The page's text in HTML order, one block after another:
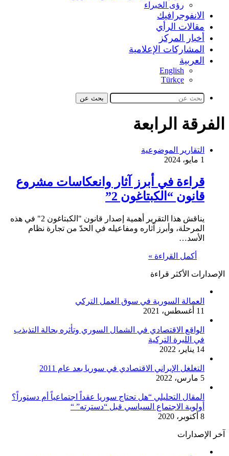
رؤى الخبراء
الانفوجرافيك
مقالات الرأي
أخبار المركز
المشاركات الإعلامية
العربية
English
Türkçe
بحث عن
الفرقة الرابعة
التقارير الموضوعية
1 مايو، 2024
قراءة في أبرز آثار وانعكاسات مشروع
قانون “الكبتاغون 2”
يناقش هذا التقرير أهمية إصدار قانون "الكبتاغون 2" في هذه
المرحلة، وأبرز آثاره ومفاعيله في الحدّ من تجارة نظام
الأسد…
أكمل القراءة »
الإصدارات الأكثر قراءة
العمالة السورية في سوق العمل التركي
11 أغسطس، 2021
الواقع الاقتصادي في الشمال السوري وتأثره بحالة التذبذب
في الليرة التركية
14 يناير، 2022
التغلغل الإيراني الاقتصادي في سوريا بعد عام 2011
5 مارس، 2022
المقال التحليلي “هل تحتاج سوريا عقداً اجتماعياً أم دستوراً؟
أولوية الاجتماع السياسي قبل “دسترته” “
8 أكتوبر، 2020
آخر الإصدارات